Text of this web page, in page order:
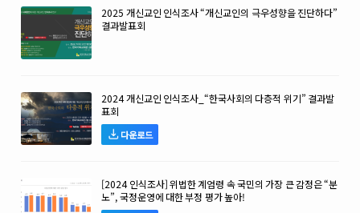
2025 개신교인 인식조사 “개신교인의 극우성향을 진단하다”
결과발표회
2024 개신교인 인식조사_“한국사회의 다층적 위기” 결과발
표회
다운로드
[2024 인식조사] 위법한 계엄령 속 국민의 가장 큰 감정은 “분
노”, 국정운영에 대한 부정 평가 높아!